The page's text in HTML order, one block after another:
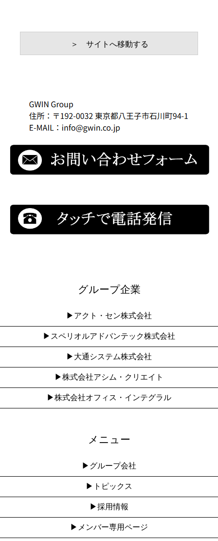
＞ サイトへ移動する
グループ企業
▶︎アクト・セン株式会社
▶︎スペリオルアドバンテック株式会社
▶︎大通システム株式会社
▶︎株式会社アシム・クリエイト
▶︎株式会社オフィス・インテグラル
メニュー
▶︎グループ会社
▶︎トピックス
▶︎採用情報
▶︎メンバー専用ページ